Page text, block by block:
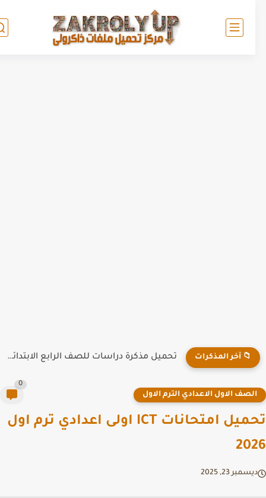
📁 آخر المذكرات تحميل مذكرة دراسات للصف الرابع الابتدائي الترم الأول 2026 PDF
الاول الاعدادي الترم الاول
تحميل امتحانات ICT اولى اعدادي ترم اول
23, 2025